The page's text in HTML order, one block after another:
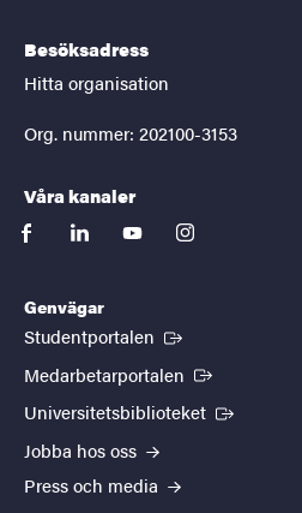
Besöksadress
Hitta organisation
Org. nummer: 202100-3153
Våra kanaler
facebooklinkedinyoutubeinstagram
Genvägar
Studentportalen (Extern länk)
Medarbetarportalen (Extern länk)
Universitetsbiblioteket (Extern länk)
Jobba hos oss
Press och media